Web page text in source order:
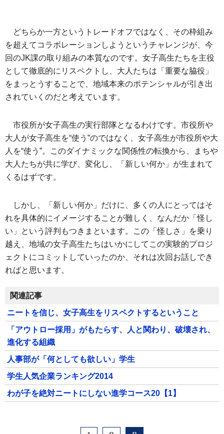
どちらか一方というトレードオフではなく、その枠組み
を超えてコラボレーションしようというチャレンジが、今
回のJK課の取り組みの本質なのです。女子高生たちを主役
として徹底的にリスペクトし、大人たちは「重要な脇役」
をまっとうすることで、地域本来のポテンシャルが引き出
されていくのだと考えています。
市役所が女子高生の実行部隊となるわけです。市役所や
大人が女子高生を“使う”のではなく、女子高生が市役所や大
人を“使う”。このダイナミックな関係性の転換から、まちや
大人たちが共に学び、変化し、「新しい何か」が生まれて
くるはずです。
しかし、「新しい何か」だけに、多くの人にとってはそ
れを具体的にイメージすることが難しく、なんだか「怪し
い」という評判もつきまといます。この「怪しさ」を乗り
越え、地域の女子高生たちはいかにしてこの実験的プロジ
ェクトにコミットしていったのか、それは次回お話しでき
ればと思います。
関連記事
ニートを信じ、女子高生をリスペクトするということ
「アウトロー採用」がもたらす、人と関わり、破壊され、
進化する組織
人事部が「何としても欲しい」学生
学生人気企業ランキング2014
わが子を絶対ニートにしない進学コース20【1】